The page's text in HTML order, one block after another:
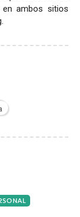
ambos sitios